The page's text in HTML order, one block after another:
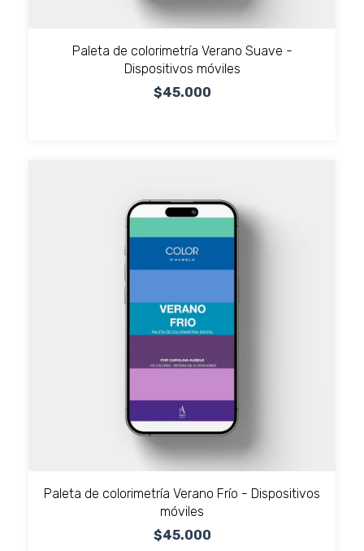
Paleta de colorimetría Verano Suave -
Dispositivos móviles
$45.000
Paleta de colorimetría Verano Frío - Dispositivos
móviles
$45.000